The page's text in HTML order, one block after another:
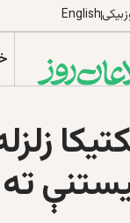
English